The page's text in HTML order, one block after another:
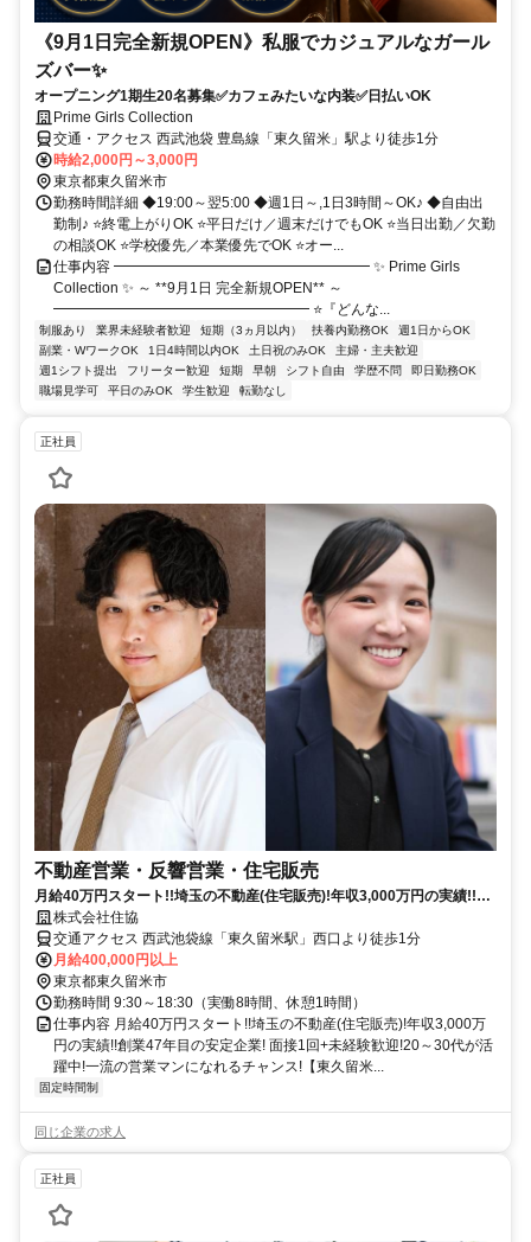
《9月1日完全新規OPEN》私服でカジュアルなガール
ズバー✨
オープニング1期生20名募集✅カフェみたいな内装✅日払いOK
Prime Girls Collection
交通・アクセス 西武池袋 豊島線「東久留米」駅より徒歩1分
時給2,000円～3,000円
東京都東久留米市
勤務時間詳細 ◆19:00～翌5:00 ◆週1日～,1日3時間～OK♪ ◆自由出
勤制♪ ⭐終電上がりOK ⭐平日だけ／週末だけでもOK ⭐当日出勤／欠勤
の相談OK ⭐学校優先／本業優先でOK ⭐オー...
仕事内容 ━━━━━━━━━━━━━━━━━━ ✨ Prime Girls
Collection ✨ ～ **9月1日 完全新規OPEN** ～
━━━━━━━━━━━━━━━━━━ ⭐『どんな...
制服あり 業界未経験者歓迎 短期（3ヵ月以内） 扶養内勤務OK
週1日からOK
副業・WワークOK
1日4時間以内OK 土日祝のみOK
主婦・主夫歓迎
週1シフト提出
フリーター歓迎 短期 早朝 シフト自由 学歴不問
即日勤務OK
職場見学可
平日のみOK 学生歓迎 転勤なし
正社員
不動産営業・反響営業・住宅販売
月給40万円スタート!!埼玉の不動産(住宅販売)!年収3,000万円の実績!!創
業47年目の安定企業!
株式会社住協
交通アクセス 西武池袋線「東久留米駅」西口より徒歩1分
月給400,000円以上
東京都東久留米市
勤務時間 9:30～18:30（実働8時間、休憩1時間）
仕事内容 月給40万円スタート!!埼玉の不動産(住宅販売)!年収3,000万
円の実績!!創業47年目の安定企業! 面接1回+未経験歓迎!20～30代が活
躍中!一流の営業マンになれるチャンス!【東久留米...
固定時間制
同じ企業の求人
正社員